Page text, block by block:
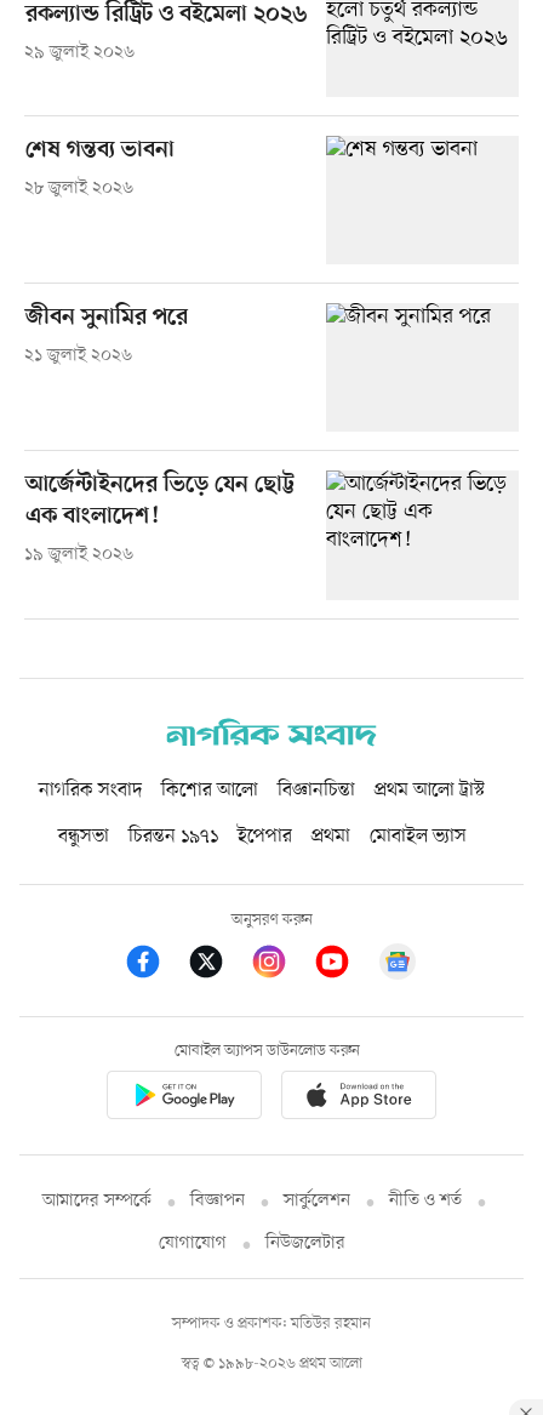
রকল্যান্ড রিট্রিট ও বইমেলা ২০২৬
২৯ জুলাই ২০২৬
শেষ গন্তব্য ভাবনা
২৮ জুলাই ২০২৬
জীবন সুনামির পরে
২১ জুলাই ২০২৬
আর্জেন্টাইনদের ভিড়ে যেন ছোট্ট
এক বাংলাদেশ!
১৯ জুলাই ২০২৬
নাগরিক সংবাদ কিশোর আলো বিজ্ঞানচিন্তা
প্রথম আলো ট্রাস্ট
বন্ধুসভা
চিরন্তন ১৯৭১ ইপেপার প্রথমা মোবাইল ভ্যাস
অনুসরণ করুন
মোবাইল অ্যাপস ডাউনলোড করুন
আমাদের সম্পর্কে বিজ্ঞাপন সার্কুলেশন
নীতি ও শর্ত
যোগাযোগ
নিউজলেটার
স্বত্ব © ১৯৯৮-২০২৬ প্রথম আলো
সম্পাদক ও প্রকাশক: মতিউর রহমান